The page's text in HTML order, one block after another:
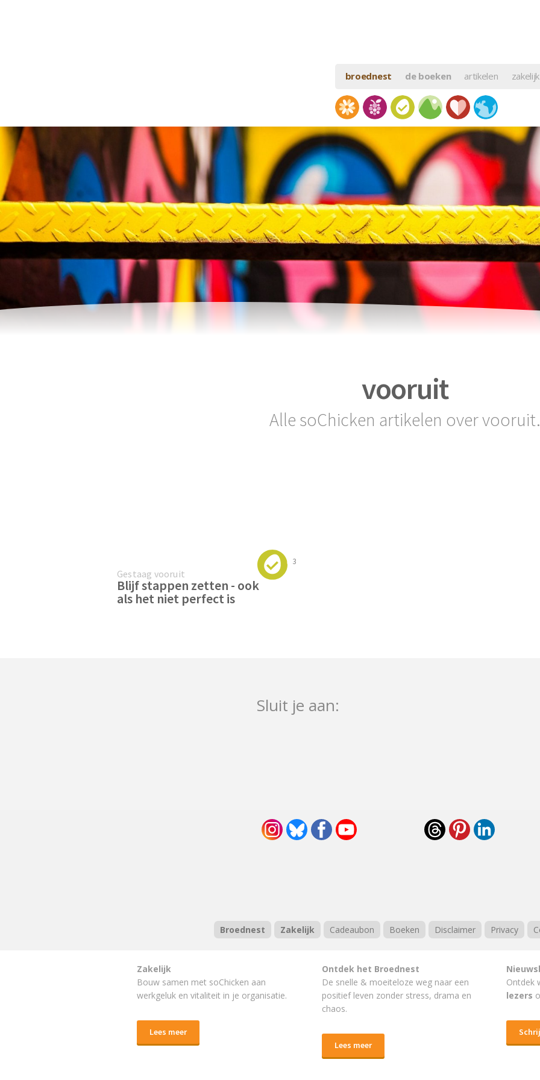
broednest de boeken artikelen zakelijk
vooruit
Alle soChicken artikelen over vooruit.
3
Gestaag vooruit
Blijf stappen zetten - ook
als het niet perfect is
Sluit je aan:
Broednest Zakelijk Cadeaubon Boeken Disclaimer Privacy
Zakelijk
Bouw samen met soChicken aan
werkgeluk en vitaliteit in je organisatie.
Lees meer
Ontdek het Broednest
De snelle & moeiteloze weg naar een
positief leven zonder stress, drama en
chaos.
Lees meer
Ontdek
lezers